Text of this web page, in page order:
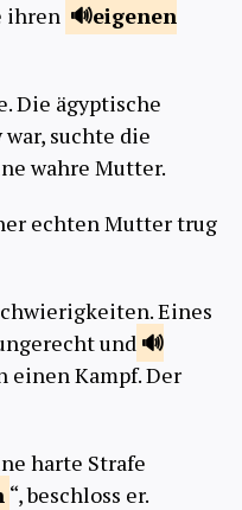
ihren
eigenen
Die ägyptische
war, suchte die
wahre Mutter.
echten Mutter trug
Eines
und
einen Kampf. Der
harte Strafe
“, beschloss er.